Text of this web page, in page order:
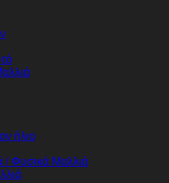
ήλιο
/ Φυσικά Μαλλιά